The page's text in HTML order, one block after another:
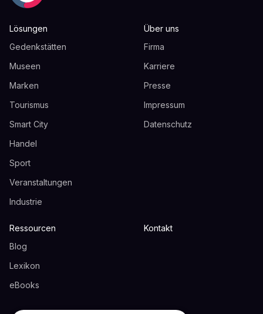
Lösungen
Gedenkstätten
Museen
Marken
Tourismus
Smart City
Handel
Sport
Veranstaltungen
Industrie
Über uns
Firma
Karriere
Presse
Impressum
Datenschutz
Ressourcen
Blog
Lexikon
eBooks
Kontakt